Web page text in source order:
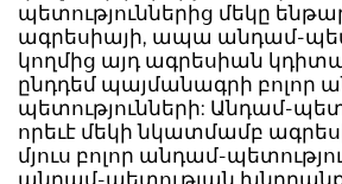
պետություններից մեկը
ագրեսիայի, ապա անդամ-
կողմից այդ ագրեսիան
ընդդեմ պայմանագրի բոլոր
պետությունների: Անդամ-
որեւէ մեկի նկատմամբ
մյուս բոլոր անդամ-
անդամ-պետության